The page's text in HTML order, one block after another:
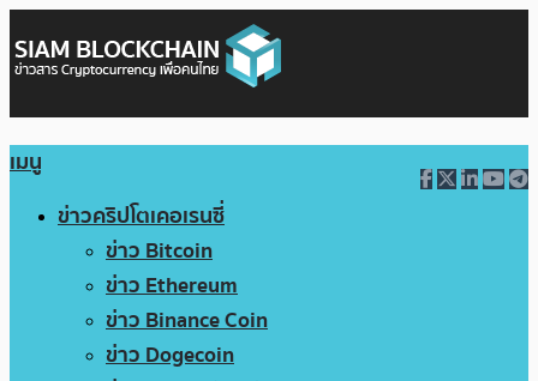
เมนู
ข่าวคริปโตเคอเรนซี่
ข่าว Bitcoin
ข่าว Ethereum
ข่าว Binance Coin
ข่าว Dogecoin